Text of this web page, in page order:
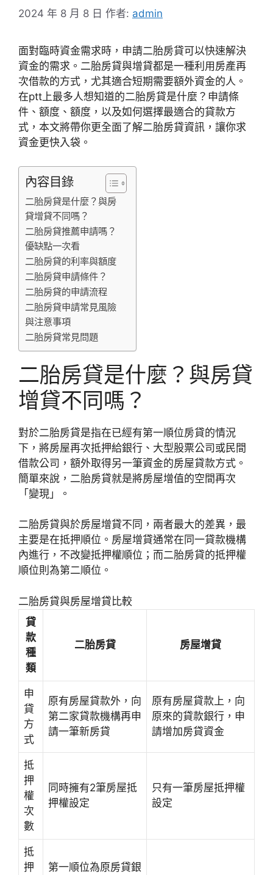
2024 年 8 月 8 日 作者: admin
面對臨時資金需求時，申請二胎房貸可以快速解決
資金的需求。二胎房貸與增貸都是一種利用房產再
次借款的方式，尤其適合短期需要額外資金的人。
在ptt上最多人想知道的二胎房貸是什麼？申請條
件、額度、額度，以及如何選擇最適合的貸款方
式，本文將帶你更全面了解二胎房貸資訊，讓你求
資金更快入袋。
內容目錄
二胎房貸是什麼？與房
貸增貸不同嗎？
二胎房貸推薦申請嗎？
優缺點一次看
二胎房貸的利率與額度
二胎房貸申請條件？
二胎房貸的申請流程
二胎房貸申請常見風險
與注意事項
二胎房貸常見問題
二胎房貸是什麼？與房貸
增貸不同嗎？
對於二胎房貸是指在已經有第一順位房貸的情況
下，將房屋再次抵押給銀行、大型股票公司或民間
借款公司，額外取得另一筆資金的房屋貸款方式。
簡單來說，二胎房貸就是將房屋增值的空間再次
「變現」。
二胎房貸與於房屋增貸不同，兩者最大的差異，最
主要是在抵押順位。房屋增貸通常在同一貸款機構
內進行，不改變抵押權順位；而二胎房貸的抵押權
順位則為第二順位。
二胎房貸與房屋增貸比較
貸
款
種
類
二胎房貸 房屋增貸
申
貸
方
式
原有房屋貸款外，向
第二家貸款機構再申
請一筆新房貸
原有房屋貸款上，向
原來的貸款銀行，申
請增加房貸資金
抵
押
權
次
數
同時擁有2筆房屋抵
押權設定
只有一筆房屋抵押權
設定
抵
押
第一順位為原房貸銀